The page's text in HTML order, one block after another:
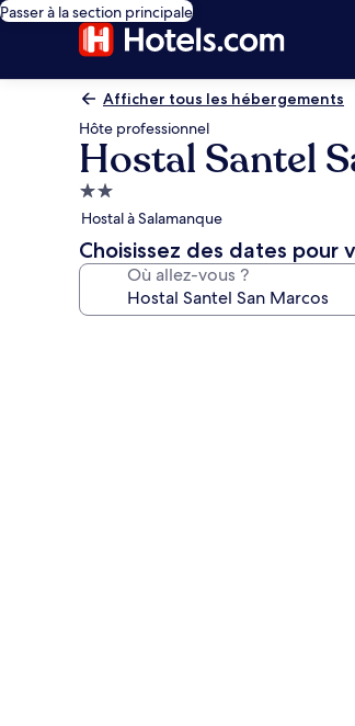
Passer à la section principale
Afficher tous les hébergements
Hôte professionnel
Hostal Santel
Hébergement
2.0 étoiles
Hostal à Salamanque
Choisissez des dates pour
Où allez-vous ?